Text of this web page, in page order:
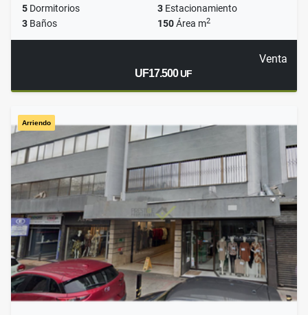
5 Dormitorios 3 Estacionamiento
3 Baños 150Área m2
Venta
UF17.500UF
Arriendo